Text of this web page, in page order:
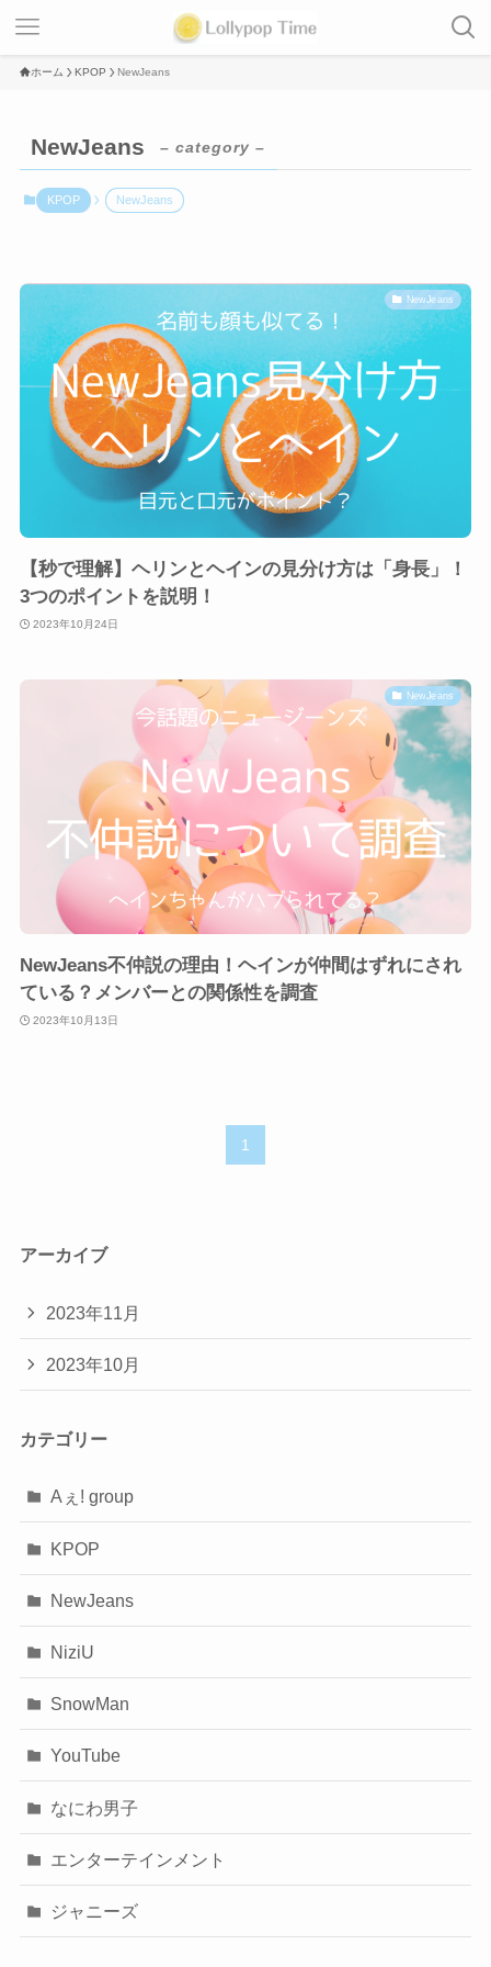
ホーム KPOP NewJeans
NewJeans – category –
KPOP NewJeans
NewJeans
【秒で理解】ヘリンとヘインの見分け方は「身長」！
3つのポイントを説明！
2023年10月24日
NewJeans
NewJeans不仲説の理由！ヘインが仲間はずれにされ
ている？メンバーとの関係性を調査
2023年10月13日
1
アーカイブ
2023年11月
2023年10月
カテゴリー
Aぇ! group
KPOP
NewJeans
NiziU
SnowMan
YouTube
なにわ男子
エンターテインメント
ジャニーズ